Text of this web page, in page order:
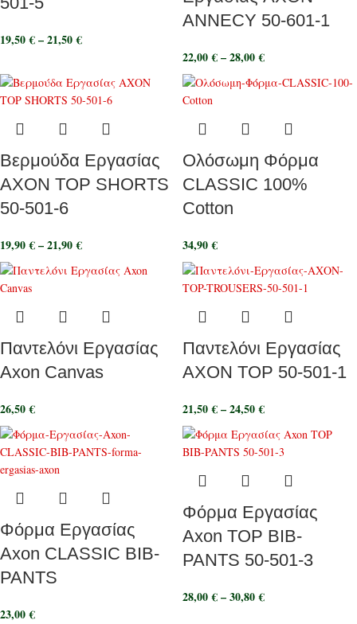
19,50€–21,50€
ANNECY 50-601-1
22,00€–28,00€
Βερμούδα Εργασίας
ΑΧΟΝ TOP SHORTS
50-501-6
19,90€–21,90€
Ολόσωμη Φόρμα
CLASSIC 100%
Cotton
34,90€
Παντελόνι Εργασίας
Axon Canvas
26,50€
Παντελόνι Εργασίας
ΑΧΟΝ TOP 50-501-1
21,50€–24,50€
Φόρμα Εργασίας
Axon CLASSIC BIB-
PANTS
23,00€
Φόρμα Εργασίας
Axon TOP BIB-
PANTS 50-501-3
28,00€–30,80€